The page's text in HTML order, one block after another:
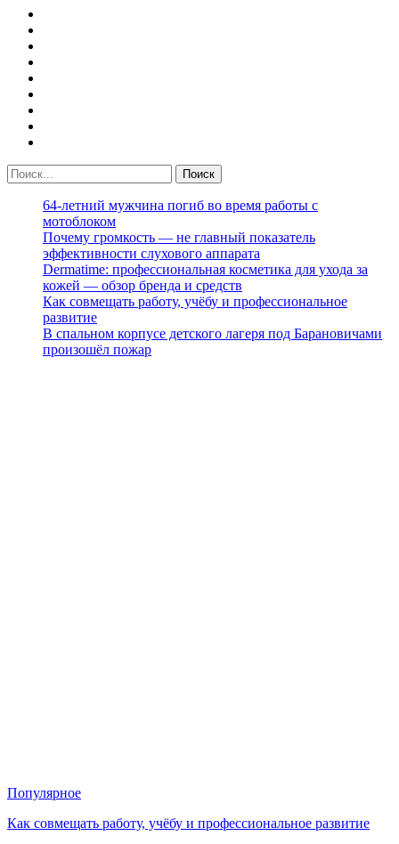
64-летний мужчина погиб во время работы с
мотоблоком
Почему громкость — не главный показатель
эффективности слухового аппарата
Dermatime: профессиональная косметика для ухода за
кожей — обзор бренда и средств
Как совмещать работу, учёбу и профессиональное
развитие
В спальном корпусе детского лагеря под Барановичами
произошёл пожар
Популярное
Как совмещать работу, учёбу и профессиональное развитие